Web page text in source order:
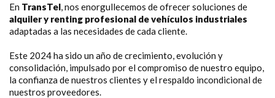
En TransTel , nos enorgullecemos de ofrecer soluciones de
alquiler y renting profesional de vehículos industriales
adaptadas a las necesidades de cada cliente.
Este 2024 ha sido un año de crecimiento, evolución y
consolidación, impulsado por el compromiso de nuestro equipo,
la confianza de nuestros clientes y el respaldo incondicional de
nuestros proveedores.